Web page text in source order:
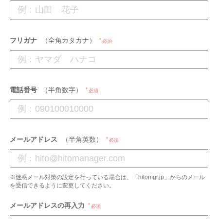
フリガナ （全角カタカナ） 必須
電話番号 （半角数字） 必須
メールアドレス （半角英数） 必須
※迷惑メール対策の設定を行っている場合は、「hitomgr.jp」からのメール
を受信できるように変更してください。
メールアドレスの再入力 必須